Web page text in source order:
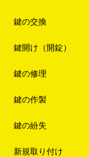
鍵の交換
鍵開け（開錠）
鍵の修理
鍵の作製
鍵の紛失
新規取り付け